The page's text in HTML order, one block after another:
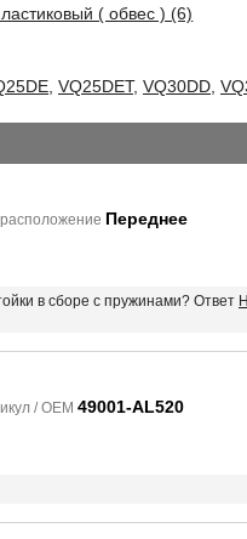
( обвес ) (6)
VQ25DET, VQ30DD
расположение Переднее
в сборе с пружинами? Ответ
/ OEM 49001-AL520